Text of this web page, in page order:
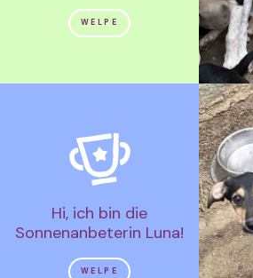
WELPE
Hi, ich bin die
Sonnenanbeterin Luna!
WELPE